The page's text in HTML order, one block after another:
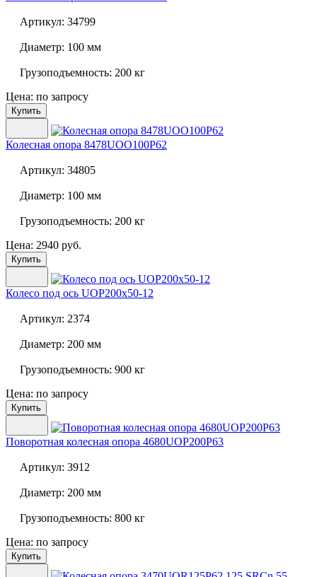
Артикул: 34799
Диаметр: 100 мм
Грузоподъемность: 200 кг
Цена: по запросу
Купить
Колесная опора 8478UOO100P62
Артикул: 34805
Диаметр: 100 мм
Грузоподъемность: 200 кг
Цена: 2940 руб.
Купить
Колесо под ось UOP200x50-12
Артикул: 2374
Диаметр: 200 мм
Грузоподъемность: 900 кг
Цена: по запросу
Купить
Поворотная колесная опора 4680UOP200P63
Артикул: 3912
Диаметр: 200 мм
Грузоподъемность: 800 кг
Цена: по запросу
Купить